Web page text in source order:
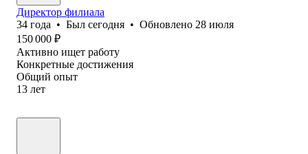
Директор филиала
34 года • Был сегодня • Обновлено 28 июля
150 000 ₽
Активно ищет работу
Конкретные достижения
Общий опыт
13 лет